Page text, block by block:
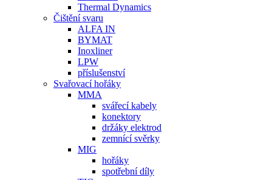
Thermal Dynamics
Čištění svaru
ALFA IN
BYMAT
Inoxliner
LPW
příslušenství
Svařovací hořáky
MMA
svářecí kabely
konektory
držáky elektrod
zemnící svěrky
MIG
hořáky
spotřební díly